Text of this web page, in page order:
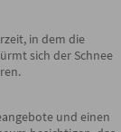
in dem die
sich der Schnee
und einen